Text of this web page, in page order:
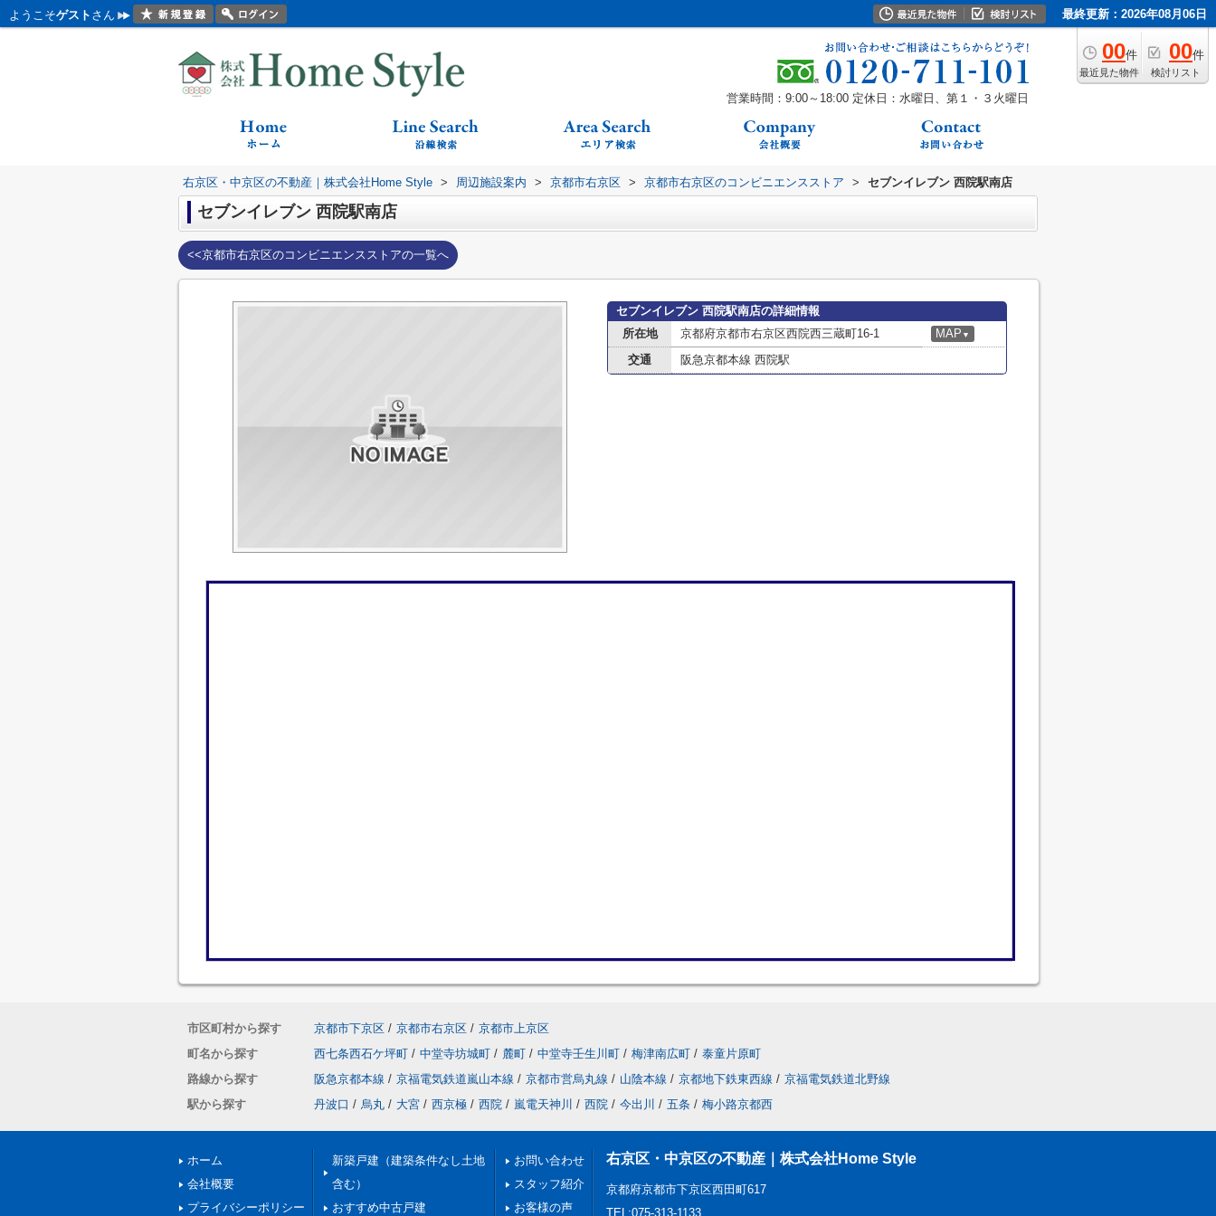
ようこそゲスト さん 最終更新：2026年08月06日
00件
最近見た物件
00件
検討リスト
営業時間：9:00～18:00 定休日：水曜日、第１・３火曜日
右京区・中京区の不動産｜株式会社Home Style > 周辺施設案内 > 京都市右京区 > 京都市右京区のコンビニエンスストア > セブンイレブン 西院駅南店
セブンイレブン 西院駅南店
<<京都市右京区のコンビニエンスストアの一覧へ
セブンイレブン 西院駅南店の詳細情報
所在地
京都府京都市右京区西院西三蔵町16-1 MAP ▼
交通 阪急京都本線 西院駅
市区町村から探す 京都市下京区 / 京都市右京区 / 京都市上京区
町名から探す
西七条西石ケ坪町 / 中堂寺坊城町 / 麓町 / 中堂寺壬生川町 / 梅津南広町 / 泰童片原町
路線から探す
阪急京都本線 / 京福電気鉄道嵐山本線 / 京都市営烏丸線 / 山陰本線 / 京都地下鉄東西線 / 京福電気鉄道北野線
駅から探す
丹波口 / 烏丸 / 大宮 / 西京極 / 西院 / 嵐電天神川 / 西院 / 今出川 / 五条 / 梅小路京都西
ホーム
会社概要
プライバシーポリシー
新築戸建（建築条件なし土地
含む）
おすすめ中古戸建
お問い合わせ
スタッフ紹介
お客様の声
右京区・中京区の不動産｜株式会社Home Style
京都府京都市下京区西田町617
TEL:075-313-1133